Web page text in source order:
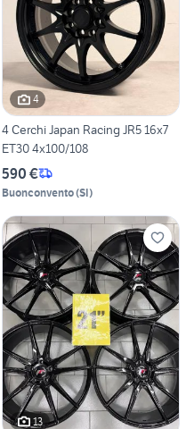
4
4 Cerchi Japan Racing JR5 16x7
ET30 4x100/108
590 €
Buonconvento(SI)
13